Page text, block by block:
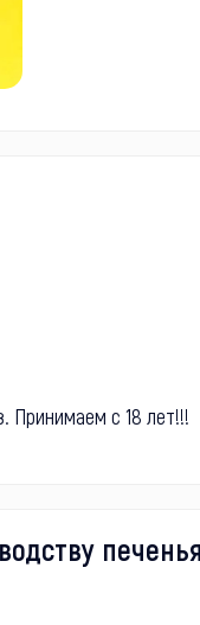
Принимаем с 18 лет!!!